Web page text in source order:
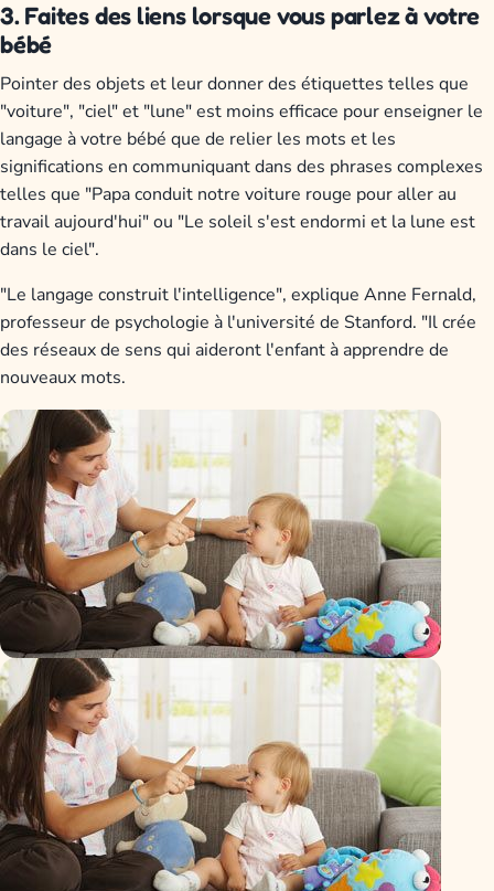
3. Faites des liens lorsque vous parlez à votre
bébé
Pointer des objets et leur donner des étiquettes telles que
"voiture", "ciel" et "lune" est moins efficace pour enseigner le
langage à votre bébé que de relier les mots et les
significations en communiquant dans des phrases complexes
telles que "Papa conduit notre voiture rouge pour aller au
travail aujourd'hui" ou "Le soleil s'est endormi et la lune est
dans le ciel".
"Le langage construit l'intelligence", explique Anne Fernald,
professeur de psychologie à l'université de Stanford. "Il crée
des réseaux de sens qui aideront l'enfant à apprendre de
nouveaux mots.